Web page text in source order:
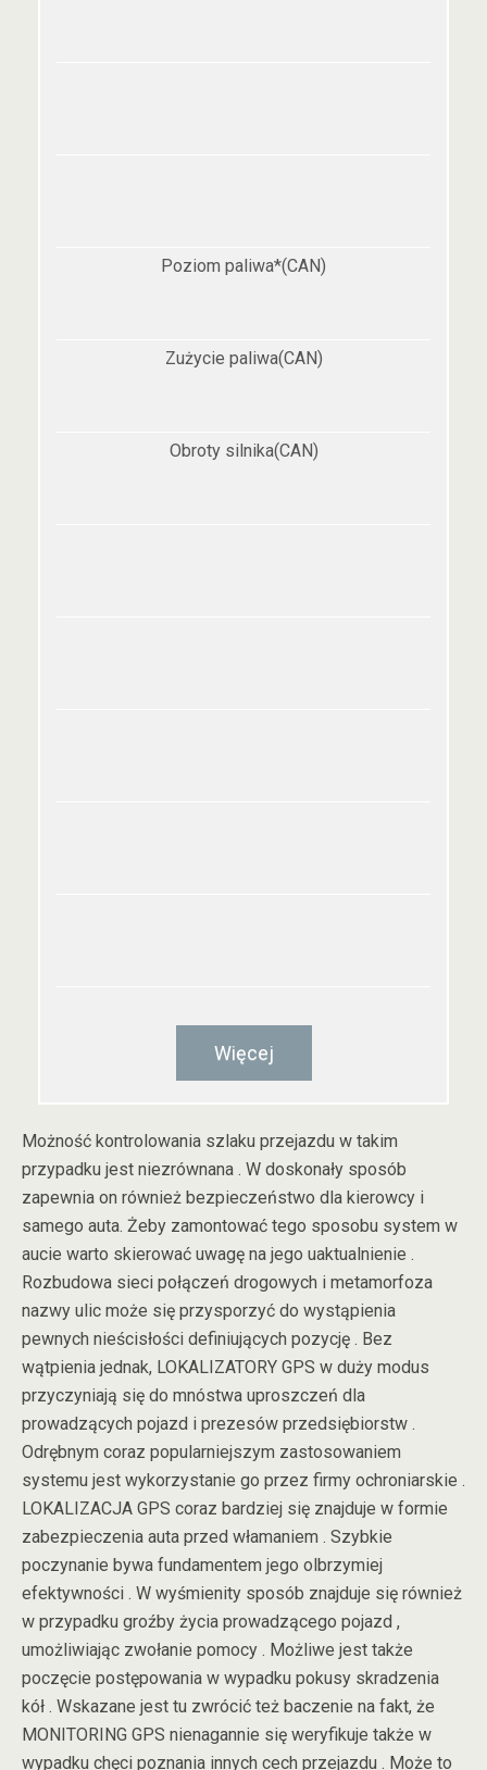
Poziom paliwa*(CAN)
Zużycie paliwa(CAN)
Obroty silnika(CAN)
Więcej
Możność kontrolowania szlaku przejazdu w takim
przypadku jest niezrównana . W doskonały sposób
zapewnia on również bezpieczeństwo dla kierowcy i
samego auta. Żeby zamontować tego sposobu system w
aucie warto skierować uwagę na jego uaktualnienie .
Rozbudowa sieci połączeń drogowych i metamorfoza
nazwy ulic może się przysporzyć do wystąpienia
pewnych nieścisłości definiujących pozycję . Bez
wątpienia jednak, LOKALIZATORY GPS w duży modus
przyczyniają się do mnóstwa uproszczeń dla
prowadzących pojazd i prezesów przedsiębiorstw .
Odrębnym coraz popularniejszym zastosowaniem
systemu jest wykorzystanie go przez firmy ochroniarskie .
LOKALIZACJA GPS coraz bardziej się znajduje w formie
zabezpieczenia auta przed włamaniem . Szybkie
poczynanie bywa fundamentem jego olbrzymiej
efektywności . W wyśmienity sposób znajduje się również
w przypadku groźby życia prowadzącego pojazd ,
umożliwiając zwołanie pomocy . Możliwe jest także
poczęcie postępowania w wypadku pokusy skradzenia
kół . Wskazane jest tu zwrócić też baczenie na fakt, że
MONITORING GPS nienagannie się weryfikuje także w
wypadku chęci poznania innych cech przejazdu . Może to